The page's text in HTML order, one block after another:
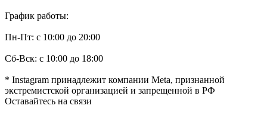
График работы:
Пн-Пт: с 10:00 до 20:00
Сб-Вск: с 10:00 до 18:00
* Instagram принадлежит компании Meta, признанной
экстремистской организацией и запрещенной в РФ
Оставайтесь на связи